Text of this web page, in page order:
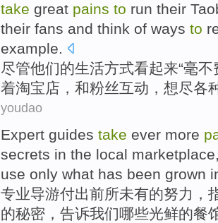
take great pains to run their
their fans and think of ways to
example.
尽管他们的生活方式看起来“毫不
着淘宝 店 ， 和粉丝互动 ，想尽各
youdao
Expert guides take ever more
secrets in the local marketplace
use only what has been grown
专业导游付出前所未有的努力 ，
的秘密 ，告诉我们哪些光鲜的餐